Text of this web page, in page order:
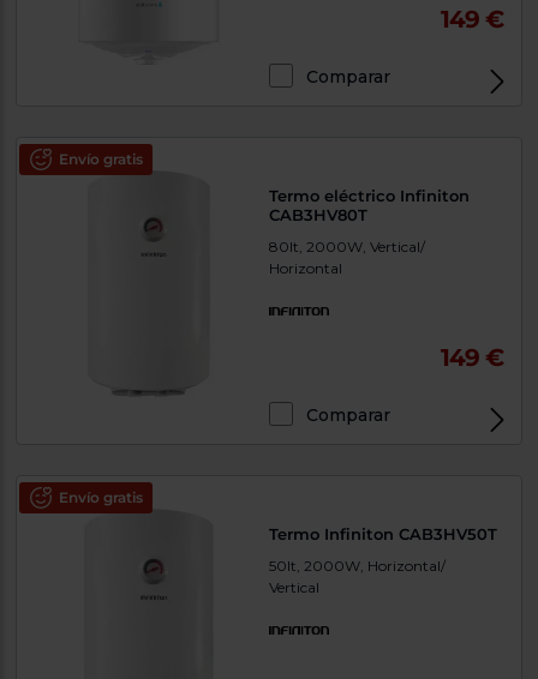
149 €
Comparar
Envío gratis
Termo eléctrico Infiniton
CAB3HV80T
80lt, 2000W, Vertical/
Horizontal
149 €
Comparar
Envío gratis
Termo Infiniton CAB3HV50T
50lt, 2000W, Horizontal/
Vertical